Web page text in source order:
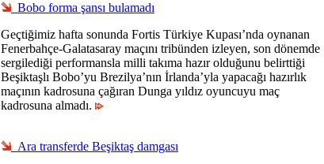
Bobo forma şansı bulamadı
Geçtiğimiz hafta sonunda Fortis Türkiye Kupası’nda oynanan
Fenerbahçe-Galatasaray maçını tribünden izleyen, son dönemde
sergilediği performansla milli takıma hazır olduğunu belirttiği
Beşiktaşlı Bobo’yu Brezilya’nın İrlanda’yla yapacağı hazırlık
maçının kadrosuna çağıran Dunga yıldız oyuncuyu maç
kadrosuna almadı.
Ara transferde Beşiktaş damgası